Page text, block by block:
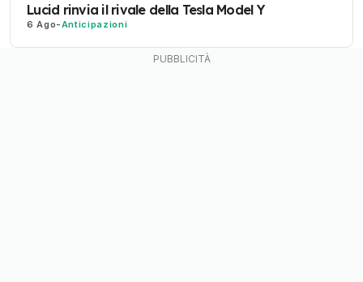
Lucid rinvia il rivale della Tesla Model Y
6 Ago-Anticipazioni